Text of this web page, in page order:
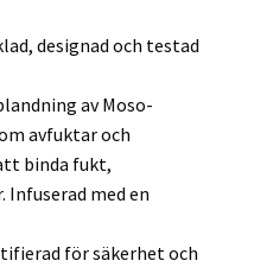
designad och testad
av Moso-
avfuktar och
binda fukt,
med en
för säkerhet och